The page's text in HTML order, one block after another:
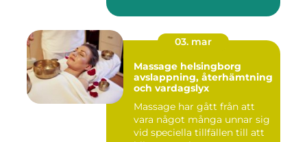
03. mar
Massage helsingborg
avslappning, återhämtning
och vardagslyx
Massage har gått från att
vara något många unnar sig
vid speciella tillfällen till att